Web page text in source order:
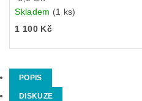
Skladem (1 ks)
1 100 Kč
POPIS
DISKUZE